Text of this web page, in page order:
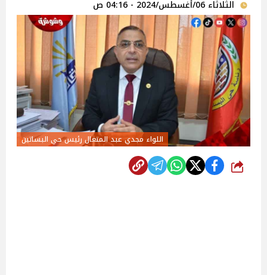
الثلاثاء 06/أغسطس/2024 - 04:16 ص
اللواء مجدي عبد المتعال رئيس حي البساتين
شارك